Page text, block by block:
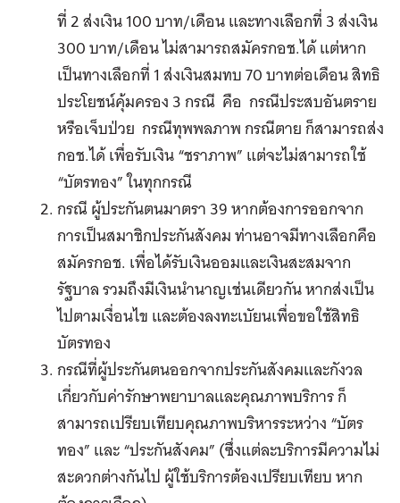
ที่ 2 ส่งเงิน 100 บาท/เดือน และทางเลือกที่ 3 ส่งเงิน
300 บาท/เดือน ไม่สามารถสมัครกอช.ได้ แต่หาก
เป็นทางเลือกที่ 1 ส่งเงินสมทบ 70 บาทต่อเดือน สิทธิ
ประโยชน์คุ้มครอง 3 กรณี คือ กรณีประสบอันตราย
หรือเจ็บป่วย กรณีทุพพลภาพ กรณีตาย ก็สามารถส่ง
กอช.ได้ เพื่อรับเงิน “ชราภาพ” แต่จะไม่สามารถใช้
“บัตรทอง” ในทุกกรณี
กรณี ผู้ประกันตนมาตรา 39 หากต้องการออกจาก
การเป็นสมาชิกประกันสังคม ท่านอาจมีทางเลือกคือ
สมัครกอช. เพื่อได้รับเงินออมและเงินสะสมจาก
รัฐบาล รวมถึงมีเงินนำนาญเช่นเดียวกัน หากส่งเป็น
ไปตามเงื่อนไข และต้องลงทะเบัยนเพื่อขอใช้สิทธิ
บัตรทอง
กรณีที่ผู้ประกันตนออกจากประกันสังคมและกังวล
เกี่ยวกับค่ารักษาพยาบาลและคุณภาพบริการ ก็
สามารถเปรียบเทียบคุณภาพบริหารระหว่าง “บัตร
ทอง” และ “ประกันสังคม” (ซึ่งแต่ละบริการมีความไม่
สะดวกต่างกันไป ผู้ใช้บริการต้องเปรียบเทียบ หาก